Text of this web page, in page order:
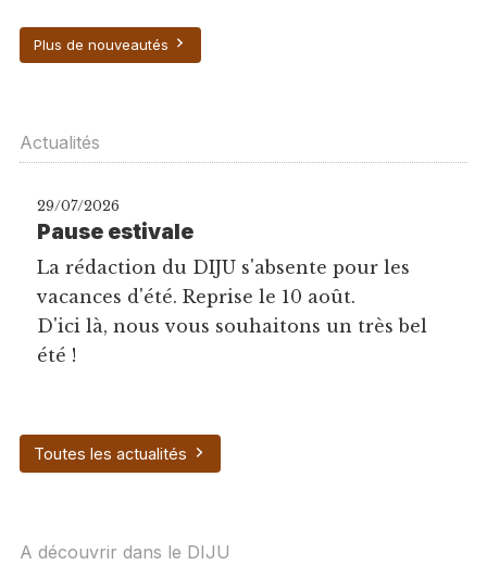
Plus de nouveautés
Actualités
29/07/2026
Pause estivale
La rédaction du DIJU s'absente pour les
vacances d'été. Reprise le 10 août.
D'ici là, nous vous souhaitons un très bel
été !
Toutes les actualités
A découvrir dans le DIJU